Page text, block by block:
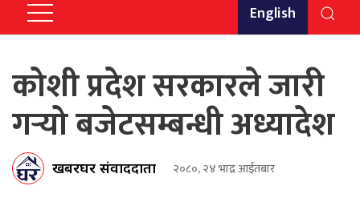
English
कोशी प्रदेश सरकारले जारी
गर्‍यो बजेटसम्बन्धी अध्यादेश
खबरघर संवाददाता २०८०, २४ भाद्र आईतबार